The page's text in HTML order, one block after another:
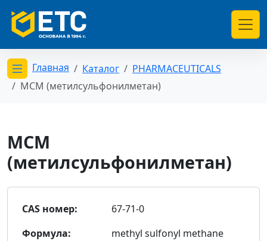
Открыть меню категорий
Главная Каталог
PHARMACEUTICALS
МСМ (метилсульфонилметан)
МСМ
(метилсульфонилметан)
CAS номер:
67-71-0
Формула:
methyl sulfonyl methane